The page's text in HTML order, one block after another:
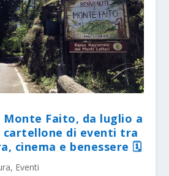
Monte Faito, da luglio a
cartellone di eventi tra
cinema e benessere 🗓
, Eventi